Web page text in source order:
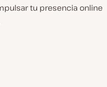
tu presencia online